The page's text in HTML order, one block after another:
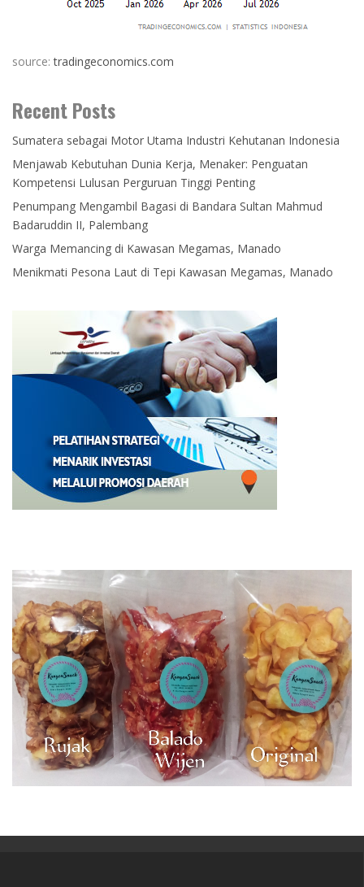
source:tradingeconomics.com
Recent Posts
Sumatera sebagai Motor Utama Industri Kehutanan Indonesia
Menjawab Kebutuhan Dunia Kerja, Menaker: Penguatan
Kompetensi Lulusan Perguruan Tinggi Penting
Penumpang Mengambil Bagasi di Bandara Sultan Mahmud
Badaruddin II, Palembang
Warga Memancing di Kawasan Megamas, Manado
Menikmati Pesona Laut di Tepi Kawasan Megamas, Manado